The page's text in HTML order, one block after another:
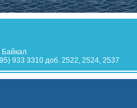
933 3310 доб. 2522, 2524, 2537